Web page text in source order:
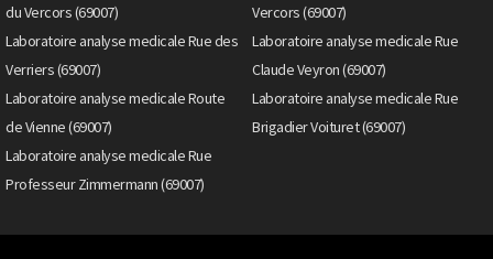
du Vercors (69007)
Vercors (69007)
Laboratoire analyse medicale Rue des
Verriers (69007)
Laboratoire analyse medicale Rue
Claude Veyron (69007)
Laboratoire analyse medicale Route
de Vienne (69007)
Laboratoire analyse medicale Rue
Brigadier Voituret (69007)
Laboratoire analyse medicale Rue
Professeur Zimmermann (69007)